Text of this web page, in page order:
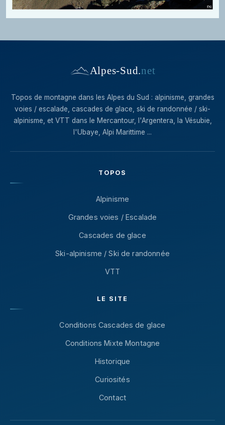
Alpes-Sud.net
Topos de montagne dans les Alpes du Sud : alpinisme, grandes
voies / escalade, cascades de glace, ski de randonnée / ski-
alpinisme, et VTT dans le Mercantour, l'Argentera, la Vésubie,
l'Ubaye, Alpi Marittime ...
TOPOS
Alpinisme
Grandes voies / Escalade
Cascades de glace
Ski-alpinisme / Ski de randonnée
VTT
LE SITE
Conditions Cascades de glace
Conditions Mixte Montagne
Historique
Curiosités
Contact